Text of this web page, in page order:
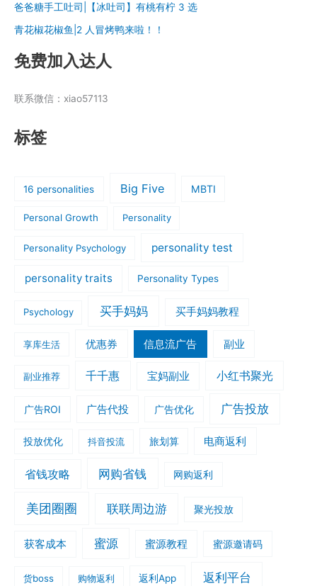
爸爸糖手工吐司|【冰吐司】有桃有柠 3 选
青花椒花椒鱼|2 人冒烤鸭来啦！！
免费加入达人
联系微信：xiao57113
标签
16 personalities Big Five MBTI
Personal Growth Personality
Personality Psychology personality test
personality traits Personality Types
Psychology 买手妈妈 买手妈妈教程
享库生活 优惠券 信息流广告 副业
副业推荐 千千惠 宝妈副业 小红书聚光
广告ROI 广告代投 广告优化 广告投放
投放优化 抖音投流 旅划算 电商返利
省钱攻略 网购省钱 网购返利
美团圈圈 联联周边游 聚光投放
获客成本 蜜源 蜜源教程 蜜源邀请码
货boss 购物返利 返利App 返利平台